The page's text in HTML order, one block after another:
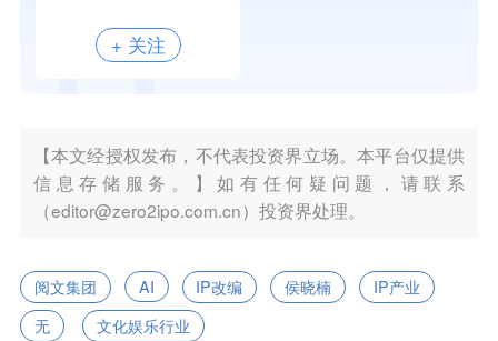
+ 关注
【本文经授权发布，不代表投资界立场。本平台仅提供
信息存储服务。】如有任何疑问题，请联系
（editor@zero2ipo.com.cn）投资界处理。
阅文集团 AI IP改编 侯晓楠
IP产业
无
文化娱乐行业